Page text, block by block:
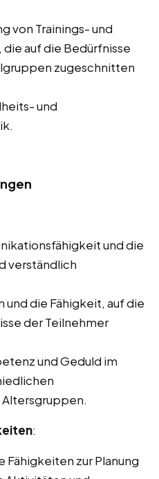
von Trainings- und
auf die Bedürfnisse
zugeschnitten
und
und die
verständlich
und die Fähigkeit, auf die
der Teilnehmer
und Geduld im
:
Fähigkeiten zur Planung